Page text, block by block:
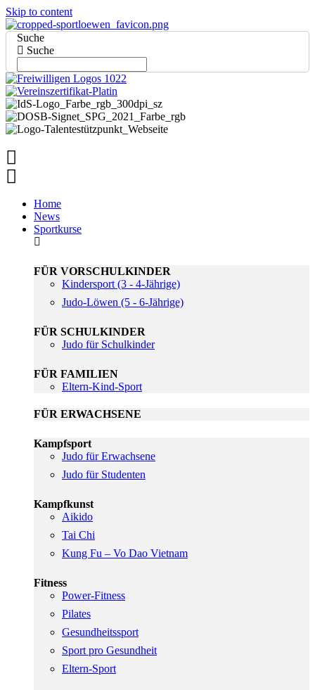
Skip to content
Suche
Suche
Home
News
Sportkurse
FÜR VORSCHULKINDER
Kindersport (3 - 4-Jährige)
Judo-Löwen (5 - 6-Jährige)
FÜR SCHULKINDER
Judo für Schulkinder
FÜR FAMILIEN
Eltern-Kind-Sport
FÜR ERWACHSENE
Kampfsport
Judo für Erwachsene
Judo für Studenten
Kampfkunst
Aikido
Tai Chi
Kung Fu – Vo Dao Vietnam
Fitness
Power-Fitness
Pilates
Gesundheitssport
Sport pro Gesundheit
Eltern-Sport